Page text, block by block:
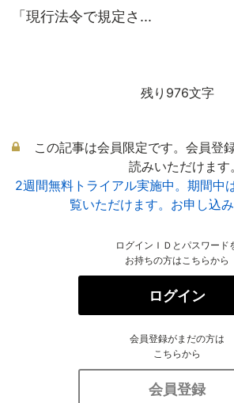
「現行法令で規定さ...
残り976文字
この記事は会員限定です。会員登
読みいただけます。
2週間無料トライアル実施中。期間中
覧いただけます。お申し込
ログインＩＤとパスワード
お持ちの方はこちらから
ログイン
会員登録がまだの方は
こちらから
会員登録